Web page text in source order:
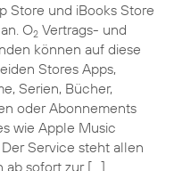
Store und iBooks Store
O2Vertrags- und
können auf diese
Stores Apps,
Serien, Bücher,
oder Abonnements
wie Apple Music
Service steht allen
ab sofort zur […]